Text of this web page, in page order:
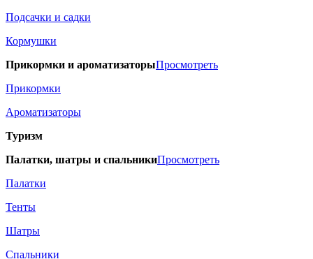
Подсачки и садки
Кормушки
Прикормки и ароматизаторыПросмотреть
Прикормки
Ароматизаторы
Туризм
Палатки, шатры и спальникиПросмотреть
Палатки
Тенты
Шатры
Спальники